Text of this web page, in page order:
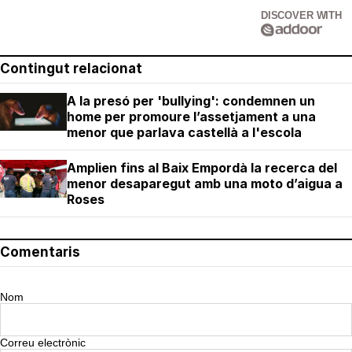
DISCOVER WITH
Contingut relacionat
A la presó per 'bullying': condemnen un
home per promoure l’assetjament a una
menor que parlava castellà a l'escola
Amplien fins al Baix Empordà la recerca del
menor desaparegut amb una moto d’aigua a
Roses
Comentaris
Nom
Correu electrònic